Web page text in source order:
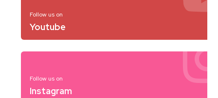
Follow us on
Youtube
Follow us on
Instagram